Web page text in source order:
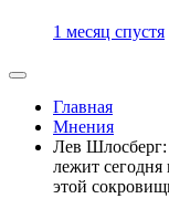
1 месяц спустя
Главная
Мнения
Лев Шлосберг:
лежит сегодня
этой